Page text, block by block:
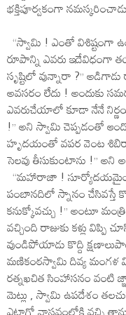
భక్తిపూర్వకంగా
‘‘స్వామి ! ఎంతో
రూపాన్ని ఎవరు ఇదేవిధంగా
సృష్టిలో వున్నారా ?’’
అవసరం లేదు ! అందుకు
ఎవరుచేయాలో కూడా నేనే
!’’ అని స్వామి చెప్పడంతో
హృదయంతో వపర వెంట
సెలవు తీసుకుంటాను !’’ అని
‘‘మహారాజా !
పంబానదిలో స్నానం చేసివస్తే
కనుక్కోవచ్చు !’’ అంటూ
వచ్చింది రాజుకు కళ్లు
వుండిపోయాడు కొద్ది
మణికంఠస్వామి దివ్య మంగళ
రత్నఖచిత సింహాసనం వంటి
మెట్లు , స్వామి ఉపదేశం